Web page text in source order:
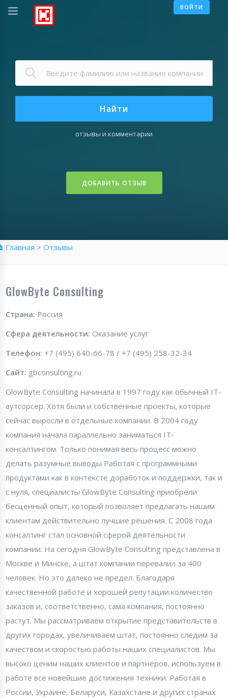
ВОЙТИ
Найти
отзывы и комментарии
ДОБАВИТЬ ОТЗЫВ
Главная > Отзывы
GlowByte Consulting
Страна: Россия
Сфера деятельности: Оказание услуг
Телефон: +7 (495) 640-66-78 / +7 (495) 258-32-34
Сайт: gbconsulting.ru
GlowByte Consulting начинала в 1997 году как обычный IT-
аутсорсер. Хотя были и собственные проекты, которые
сейчас выросли в отдельные компании. В 2004 году
компания начала параллельно заниматься IT-
консалтингом. Только понимая весь процесс можно
делать разумные выводы Работая с программными
продуктами как в контексте доработок и поддержки, так и
с нуля, специалисты GlowByte Consulting приобрели
бесценный опыт, который позволяет предлагать нашим
клиентам действительно лучшие решения. С 2008 года
консалтинг стал основной сферой деятельности
компании. На сегодня GlowByte Consulting представлена в
Москве и Минске, а штат компании перевалил за 400
человек. Но это далеко не предел. Благодаря
качественной работе и хорошей репутации количество
заказов и, соответственно, сама компания, постоянно
растут. Мы рассматриваем открытие представительств в
других городах, увеличиваем штат, постоянно следим за
качеством и скоростью работы наших специалистов. Мы
высоко ценим наших клиентов и партнеров, используем в
работе все новейшие достижения техники. Работая в
России, Украине, Беларуси, Казахстане и других странах